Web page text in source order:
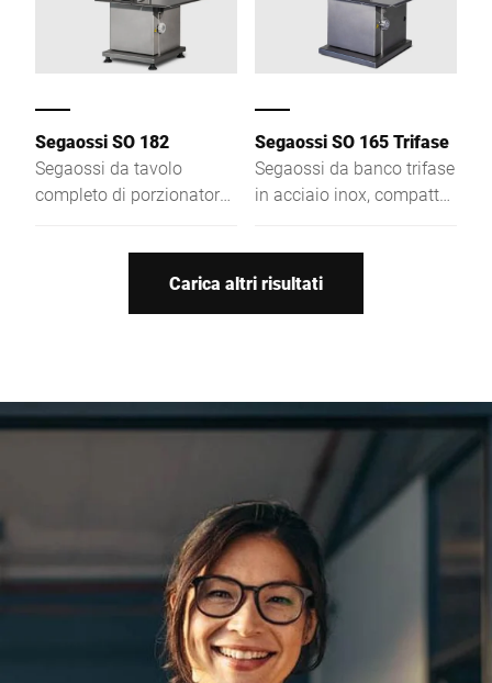
Segaossi SO 182
Segaossi da tavolo
completo di porzionatore,
Segaossi SO 165 Trifase
Segaossi da banco trifase
in acciaio inox, compatto
ristorazione e HO.RE.CA.
Carica altri risultati